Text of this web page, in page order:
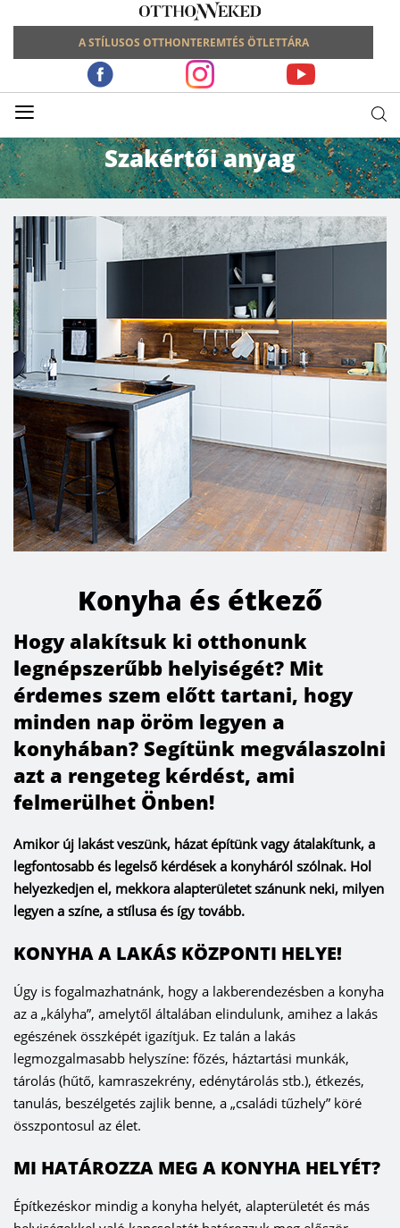
A STÍLUSOS OTTHONTEREMTÉS ÖTLETTÁRA
≡
Szakértői anyag
Konyha és étkező
Hogy alakítsuk ki otthonunk
legnépszerűbb helyiségét? Mit
érdemes szem előtt tartani, hogy
minden nap öröm legyen a
konyhában? Segítünk megválaszolni
azt a rengeteg kérdést, ami
felmerülhet Önben!
Amikor új lakást veszünk, házat építünk vagy átalakítunk, a
legfontosabb és legelső kérdések a konyháról szólnak. Hol
helyezkedjen el, mekkora alapterületet szánunk neki, milyen
legyen a színe, a stílusa és így tovább.
KONYHA A LAKÁS KÖZPONTI HELYE!
Úgy is fogalmazhatnánk, hogy a lakberendezésben a konyha
az a „kályha”, amelytől általában elindulunk, amihez a lakás
egészének összképét igazítjuk. Ez talán a lakás
legmozgalmasabb helyszíne: főzés, háztartási munkák,
tárolás (hűtő, kamraszekrény, edénytárolás stb.), étkezés,
tanulás, beszélgetés zajlik benne, a „családi tűzhely” köré
összpontosul az élet.
MI HATÁROZZA MEG A KONYHA HELYÉT?
Építkezéskor mindig a konyha helyét, alapterületét és más